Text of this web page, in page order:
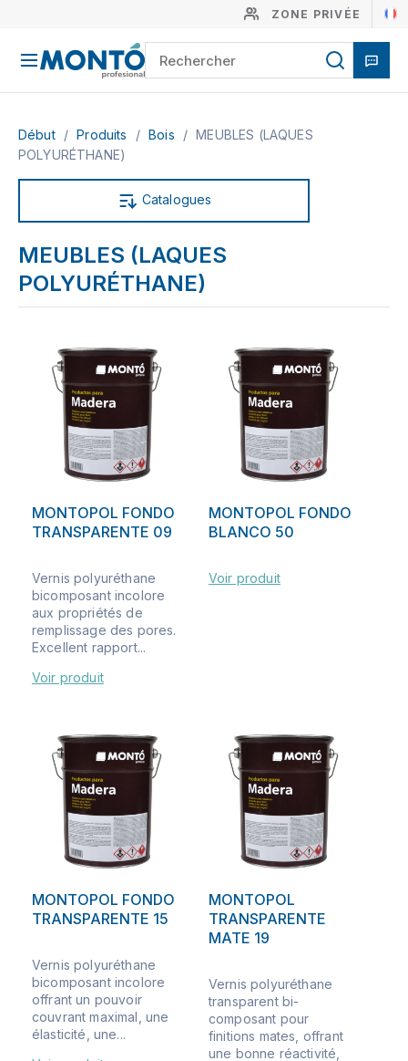
ZONE PRIVÉE
Début / Produits / Bois / MEUBLES (LAQUES
POLYURÉTHANE)
Catalogues
MEUBLES (LAQUES
POLYURÉTHANE)
MONTOPOL FONDO
TRANSPARENTE 09
Vernis polyuréthane
bicomposant incolore
aux propriétés de
remplissage des pores.
Excellent rapport...
Voir produit
MONTOPOL FONDO
BLANCO 50
Voir produit
MONTOPOL FONDO
TRANSPARENTE 15
Vernis polyuréthane
bicomposant incolore
offrant un pouvoir
couvrant maximal, une
élasticité, une...
MONTOPOL
TRANSPARENTE
MATE 19
Vernis polyuréthane
transparent bi-
composant pour
finitions mates, offrant
une bonne réactivité,